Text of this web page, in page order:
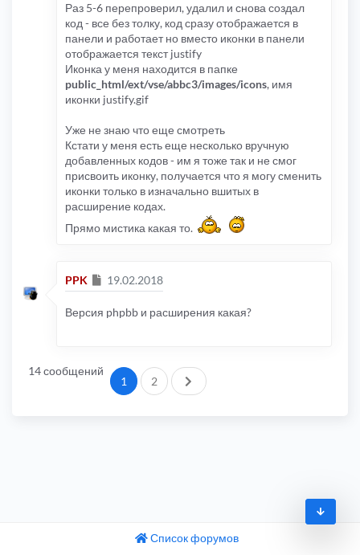
Раз 5-6 перепроверил, удалил и снова создал
код - все без толку, код сразу отображается в
панели и работает но вместо иконки в панели
отображается текст justify
Иконка у меня находится в папке
public_html/ext/vse/abbc3/images/icons, имя
иконки justify.gif
Уже не знаю что еще смотреть
Кстати у меня есть еще несколько вручную
добавленных кодов - им я тоже так и не смог
присвоить иконку, получается что я могу сменить
иконки только в изначально вшитых в
расширение кодах.
Прямо мистика какая то.
PPK Сообщение
19.02.2018
Версия phpbb и расширения какая?
14 сообщений
1 2 След.
Список форумов